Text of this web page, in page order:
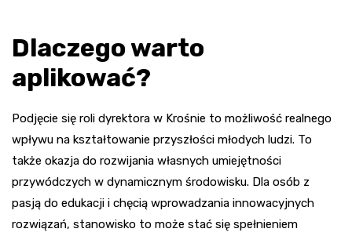
Dlaczego warto
aplikować?
Podjęcie się roli dyrektora w Krośnie to możliwość realnego
wpływu na kształtowanie przyszłości młodych ludzi. To
także okazja do rozwijania własnych umiejętności
przywódczych w dynamicznym środowisku. Dla osób z
pasją do edukacji i chęcią wprowadzania innowacyjnych
rozwiązań, stanowisko to może stać się spełnieniem